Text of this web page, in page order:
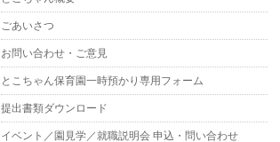
ごあいさつ
お問い合わせ・ご意見
とこちゃん保育園一時預かり専用フォーム
提出書類ダウンロード
イベント／園見学／就職説明会 申込・問い合わせ